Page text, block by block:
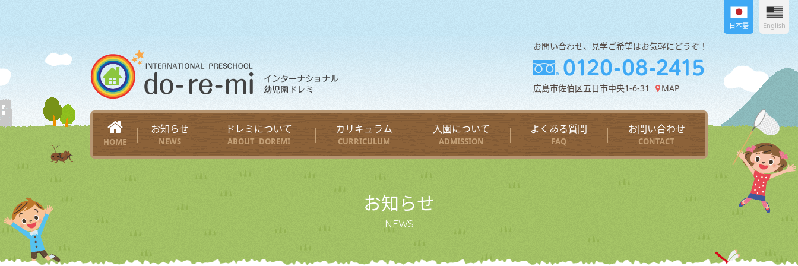
お問い合わせ、見学ご希望はお気軽にどうぞ！
広島市佐伯区五日市中央1-6-31 MAP
日本語 English
HOME
お知らせ
NEWS
ドレミについて
ABOUT DOREMI
カリキュラム
CURRICULUM
入園について
ADMISSION
よくある質問
FAQ
お問い合わせ
CONTACT
お知らせ
NEWS